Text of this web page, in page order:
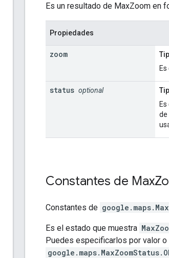
Es un resultado de MaxZoom en
Propiedades
zoom
status optional
de
Constantes de Max
Constantes de google.maps.
Es el estado que muestra
Puedes especificarlos por valor